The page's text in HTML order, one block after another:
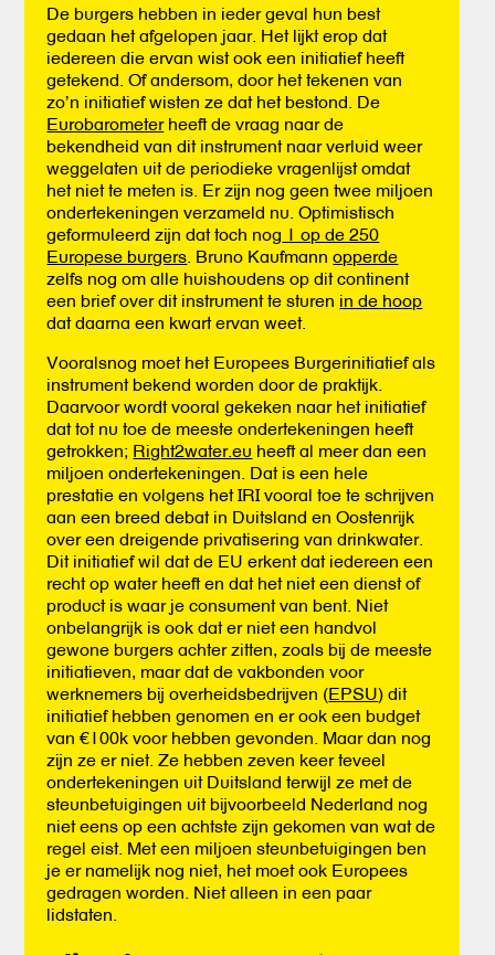
De burgers hebben in ieder geval hun best
gedaan het afgelopen jaar. Het lijkt erop dat
iedereen die ervan wist ook een initiatief heeft
getekend. Of andersom, door het tekenen van
zo’n initiatief wisten ze dat het bestond. De
Eurobarometerheeft de vraag naar de
bekendheid van dit instrument naar verluid weer
weggelaten uit de periodieke vragenlijst omdat
het niet te meten is. Er zijn nog geen twee miljoen
ondertekeningen verzameld nu. Optimistisch
geformuleerd zijn dat toch nog 1 op de 250
Europese burgers . Bruno Kaufmannopperde
zelfs nog om alle huishoudens op dit continent
een brief over dit instrument te sturen in de hoop
dat daarna een kwart ervan weet.
Vooralsnog moet het Europees Burgerinitiatief als
instrument bekend worden door de praktijk.
Daarvoor wordt vooral gekeken naar het initiatief
dat tot nu toe de meeste ondertekeningen heeft
getrokken; Right2water.eu heeft al meer dan een
miljoen ondertekeningen. Dat is een hele
prestatie en volgens het IRI vooral toe te schrijven
aan een breed debat in Duitsland en Oostenrijk
over een dreigende privatisering van drinkwater.
Dit initiatief wil dat de EU erkent dat iedereen een
recht op water heeft en dat het niet een dienst of
product is waar je consument van bent. Niet
onbelangrijk is ook dat er niet een handvol
gewone burgers achter zitten, zoals bij de meeste
initiatieven, maar dat de vakbonden voor
werknemers bij overheidsbedrijven (EPSU) dit
initiatief hebben genomen en er ook een budget
van €100k voor hebben gevonden. Maar dan nog
zijn ze er niet. Ze hebben zeven keer teveel
ondertekeningen uit Duitsland terwijl ze met de
steunbetuigingen uit bijvoorbeeld Nederland nog
niet eens op een achtste zijn gekomen van wat de
regel eist. Met een miljoen steunbetuigingen ben
je er namelijk nog niet, het moet ook Europees
gedragen worden. Niet alleen in een paar
lidstaten.